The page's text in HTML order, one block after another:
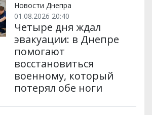
Новости Днепра
01.08.2026 20:40
Четыре дня ждал
эвакуации: в Днепре
помогают
восстановиться
военному, который
потерял обе ноги